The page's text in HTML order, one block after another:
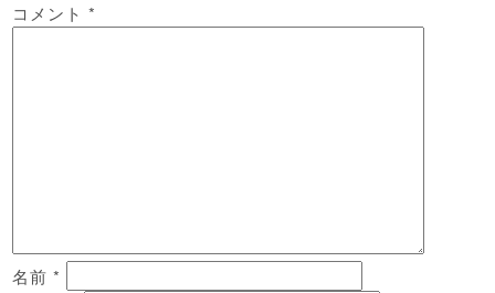
コメント*
名前*